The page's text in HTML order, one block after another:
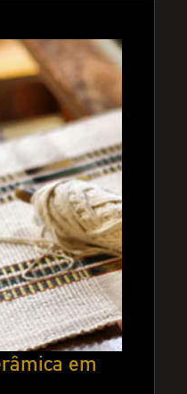
em